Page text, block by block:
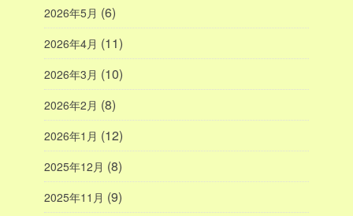
2026年5月 (6)
2026年4月 (11)
2026年3月 (10)
2026年2月 (8)
2026年1月 (12)
2025年12月 (8)
2025年11月 (9)